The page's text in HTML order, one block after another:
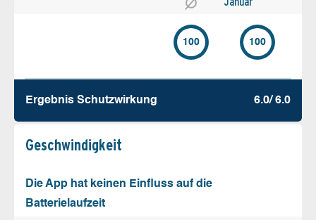
100 100
Ergebnis Schutz­wirkung 6.0/ 6.0
Geschw­indigkeit
Die App hat keinen Einfluss auf die
Batterielaufzeit